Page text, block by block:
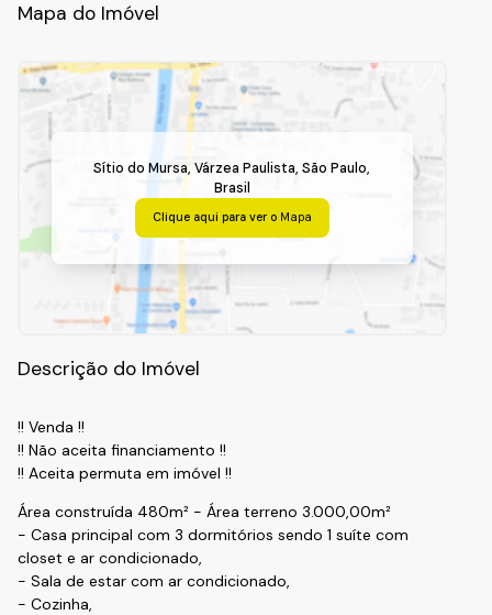
Mapa do Imóvel
Sítio do Mursa,Várzea Paulista,São Paulo,
Brasil
Clique aqui para ver o Mapa
Descrição do Imóvel
!! Venda !!
!! Não aceita financiamento !!
!! Aceita permuta em imóvel !!
Área construída 480m² - Área terreno 3.000,00m²
- Casa principal com 3 dormitórios sendo 1 suíte com
closet e ar condicionado,
- Sala de estar com ar condicionado,
- Cozinha,